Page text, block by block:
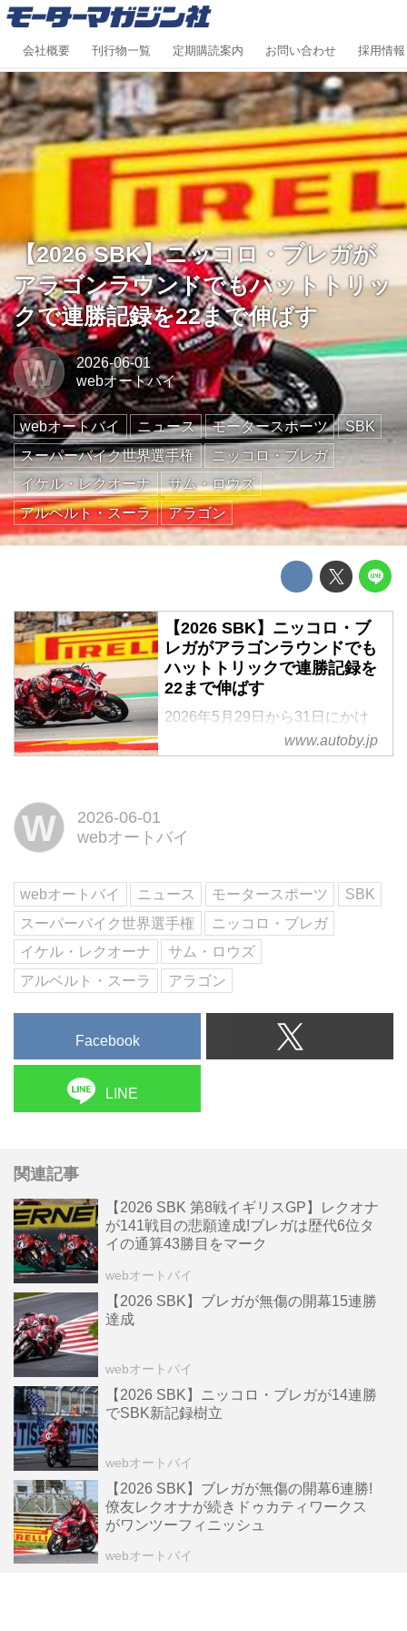
会社概要 刊行物一覧 定期購読案内 お問い合わせ 採用情報
【2026 SBK】ニッコロ・ブレガが
アラゴンラウンドでもハットトリッ
クで連勝記録を22まで伸ばす
W
2026-06-01
webオートバイ
webオートバイ ニュース モータースポーツ
SBK
スーパーバイク世界選手権
ニッコロ・ブレガ
イケル・レクオーナ
サム・ロウズ
アルベルト・スーラ
アラゴン
【2026 SBK】ニッコロ・ブ
レガがアラゴンラウンドでも
ハットトリックで連勝記録を
22まで伸ばす
2026年5月29日から31日にかけ
て、スーパーバイク世界選手権
(SBK)の第6戦が、スペインのモ
www.autoby.jp
W
2026-06-01
webオートバイ
webオートバイ ニュース モータースポーツ
SBK
スーパーバイク世界選手権
ニッコロ・ブレガ
イケル・レクオーナ
サム・ロウズ
アルベルト・スーラ
アラゴン
Facebook
LINE
関連記事
【2026 SBK 第8戦イギリスGP】レクオナ
が141戦目の悲願達成!ブレガは歴代6位タ
イの通算43勝目をマーク
webオートバイ
【2026 SBK】ブレガが無傷の開幕15連勝
達成
webオートバイ
【2026 SBK】ニッコロ・ブレガが14連勝
でSBK新記録樹立
webオートバイ
【2026 SBK】ブレガが無傷の開幕6連勝!
僚友レクオナが続きドゥカティワークス
がワンツーフィニッシュ
webオートバイ